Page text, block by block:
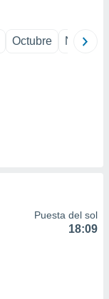
Octubre
Puesta del sol
18:09